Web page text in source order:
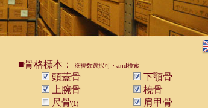
■骨格標本： ※複数選択可・and検索
頭蓋骨
下顎骨
上腕骨
橈骨
尺骨(1)
肩甲骨